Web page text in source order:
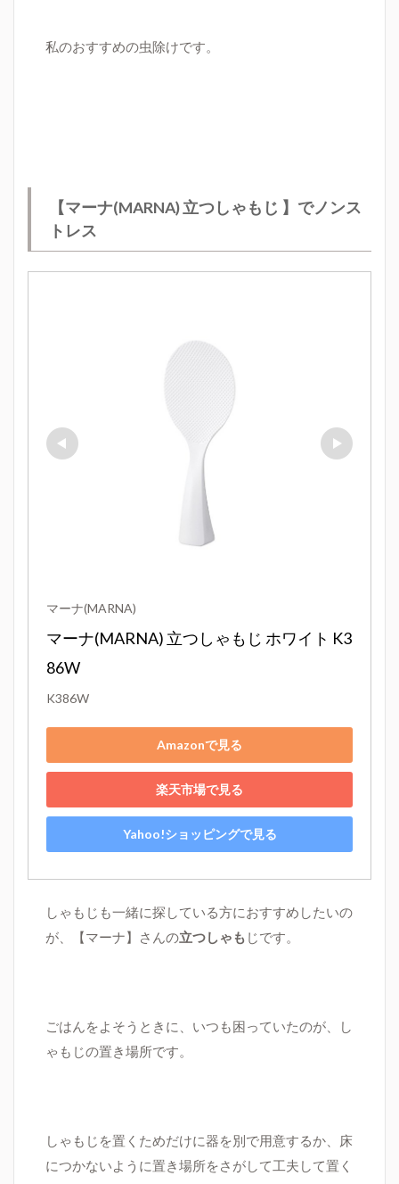
私のおすすめの虫除けです。
【マーナ(MARNA) 立つしゃもじ 】でノンス
トレス
マーナ(MARNA)
マーナ(MARNA) 立つしゃもじ ホワイト K3
86W
K386W
Amazonで見る
楽天市場で見る
Yahoo!ショッピングで見る
しゃもじも一緒に探している方におすすめしたいの
が、【マーナ】さんの立つしゃも じです。
ごはんをよそうときに、いつも困っていたのが、し
ゃもじの置き場所です。
しゃもじを置くためだけに器を別で用意するか、床
につかないように置き場所をさがして工夫して置く